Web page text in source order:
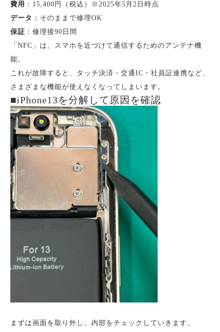
費用 ：15,400円（税込）※2025年5月2日時点
データ ：そのままで修理OK
保証 ：修理後90日間
「NFC」は、スマホを近づけて通信するためのアンテナ機
能。
これが故障すると、タッチ決済・交通IC・社員証連携など、
さまざまな機能が使えなくなってしまいます。
■iPhone13を分解して原因を確認
まずは画面を取り外し、内部をチェックしていきます。